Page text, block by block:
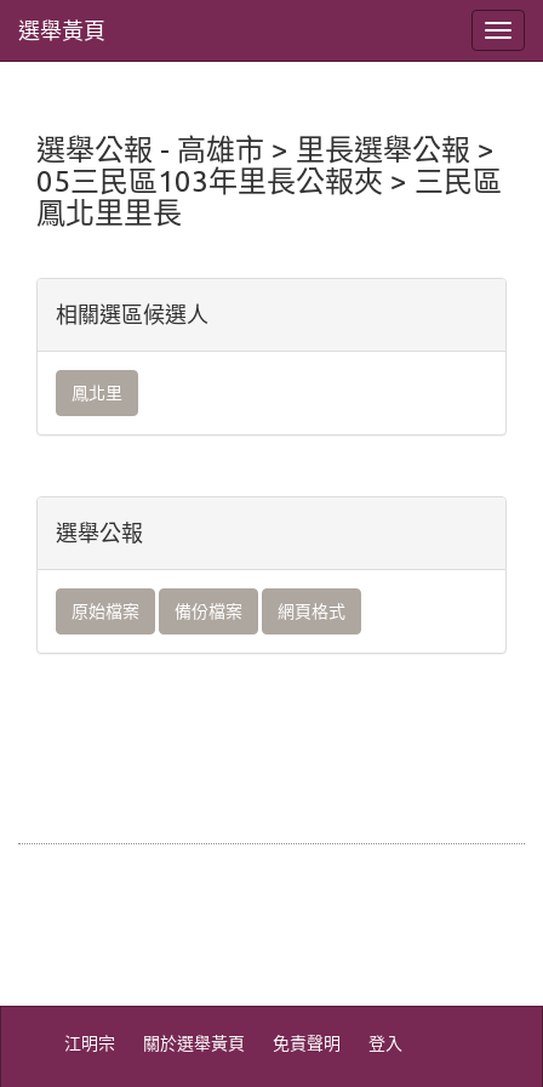
選舉黃頁
選舉公報 - 高雄市 > 里長選舉公報 >
05三民區103年里長公報夾 > 三民區
鳳北里里長
相關選區候選人
鳳北里
選舉公報
原始檔案 備份檔案 網頁格式
江明宗 關於選舉黃頁 免責聲明 登入